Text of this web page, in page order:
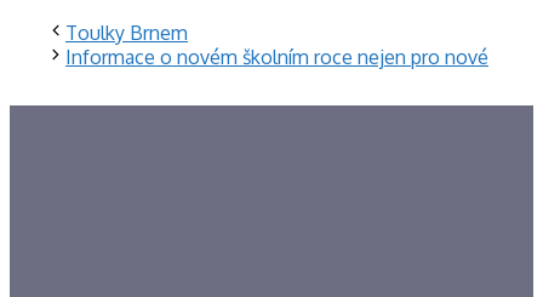
Toulky Brnem
Informace o novém školním roce nejen pro nové